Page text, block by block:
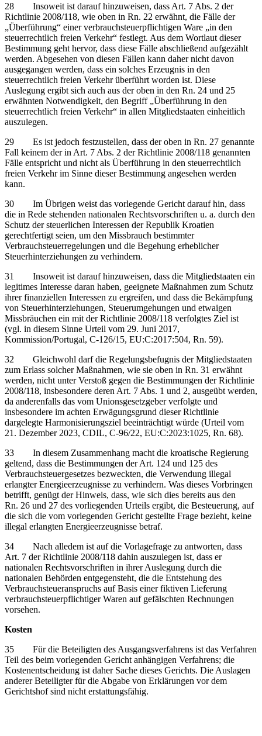
28 Insoweit ist darauf hinzuweisen, dass Art. 7 Abs. 2 der
Richtlinie 2008/118, wie oben in Rn. 22 erwähnt, die Fälle der
„Überführung“ einer verbrauchsteuerpflichtigen Ware „in den
steuerrechtlich freien Verkehr“ festlegt. Aus dem Wortlaut dieser
Bestimmung geht hervor, dass diese Fälle abschließend aufgezählt
werden. Abgesehen von diesen Fällen kann daher nicht davon
ausgegangen werden, dass ein solches Erzeugnis in den
steuerrechtlich freien Verkehr überführt worden ist. Diese
Auslegung ergibt sich auch aus der oben in den Rn. 24 und 25
erwähnten Notwendigkeit, den Begriff „Überführung in den
steuerrechtlich freien Verkehr“ in allen Mitgliedstaaten einheitlich
auszulegen.
29 Es ist jedoch festzustellen, dass der oben in Rn. 27 genannte
Fall keinem der in Art. 7 Abs. 2 der Richtlinie 2008/118 genannten
Fälle entspricht und nicht als Überführung in den steuerrechtlich
freien Verkehr im Sinne dieser Bestimmung angesehen werden
kann.
30 Im Übrigen weist das vorlegende Gericht darauf hin, dass
die in Rede stehenden nationalen Rechtsvorschriften u. a. durch den
Schutz der steuerlichen Interessen der Republik Kroatien
gerechtfertigt seien, um den Missbrauch bestimmter
Verbrauchsteuerregelungen und die Begehung erheblicher
Steuerhinterziehungen zu verhindern.
31 Insoweit ist darauf hinzuweisen, dass die Mitgliedstaaten ein
legitimes Interesse daran haben, geeignete Maßnahmen zum Schutz
ihrer finanziellen Interessen zu ergreifen, und dass die Bekämpfung
von Steuerhinterziehungen, Steuerumgehungen und etwaigen
Missbräuchen ein mit der Richtlinie 2008/118 verfolgtes Ziel ist
(vgl. in diesem Sinne Urteil vom 29. Juni 2017,
Kommission/Portugal, C‑126/15, EU:C:2017:504, Rn. 59).
32 Gleichwohl darf die Regelungsbefugnis der Mitgliedstaaten
zum Erlass solcher Maßnahmen, wie sie oben in Rn. 31 erwähnt
werden, nicht unter Verstoß gegen die Bestimmungen der Richtlinie
2008/118, insbesondere deren Art. 7 Abs. 1 und 2, ausgeübt werden,
da anderenfalls das vom Unionsgesetzgeber verfolgte und
insbesondere im achten Erwägungsgrund dieser Richtlinie
dargelegte Harmonisierungsziel beeinträchtigt würde (Urteil vom
21. Dezember 2023, CDIL, C‑96/22, EU:C:2023:1025, Rn. 68).
33 In diesem Zusammenhang macht die kroatische Regierung
geltend, dass die Bestimmungen der Art. 124 und 125 des
Verbrauchsteuergesetzes bezweckten, die Verwendung illegal
erlangter Energieerzeugnisse zu verhindern. Was dieses Vorbringen
betrifft, genügt der Hinweis, dass, wie sich dies bereits aus den
Rn. 26 und 27 des vorliegenden Urteils ergibt, die Besteuerung, auf
die sich die vom vorlegenden Gericht gestellte Frage bezieht, keine
illegal erlangten Energieerzeugnisse betraf.
34 Nach alledem ist auf die Vorlagefrage zu antworten, dass
Art. 7 der Richtlinie 2008/118 dahin auszulegen ist, dass er
nationalen Rechtsvorschriften in ihrer Auslegung durch die
nationalen Behörden entgegensteht, die die Entstehung des
Verbrauchsteueranspruchs auf Basis einer fiktiven Lieferung
verbrauchsteuerpflichtiger Waren auf gefälschten Rechnungen
vorsehen.
Kosten
35 Für die Beteiligten des Ausgangsverfahrens ist das Verfahren
Teil des beim vorlegenden Gericht anhängigen Verfahrens; die
Kostenentscheidung ist daher Sache dieses Gerichts. Die Auslagen
anderer Beteiligter für die Abgabe von Erklärungen vor dem
Gerichtshof sind nicht erstattungsfähig.